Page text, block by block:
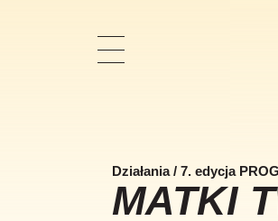
Działania/ 7. edycja
MATKI